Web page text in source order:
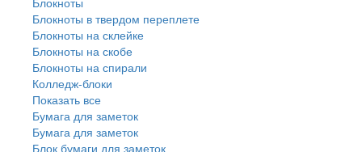
Блокноты в твердом переплете
Блокноты на склейке
Блокноты на скобе
Блокноты на спирали
Колледж-блоки
Показать все
Бумага для заметок
Бумага для заметок
Блок бумаги для заметок